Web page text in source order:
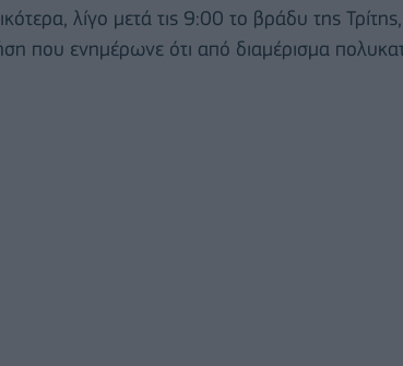
λίγο μετά τις 9:00 το βράδυ της
που ενημέρωνε ότι από διαμέρισμα